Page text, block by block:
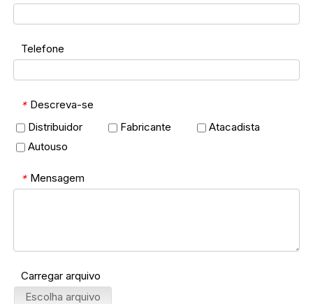
Telefone
* Descreva-se
Distribuidor
Fabricante
Atacadista
Autouso
* Mensagem
Carregar arquivo
Escolha arquivo